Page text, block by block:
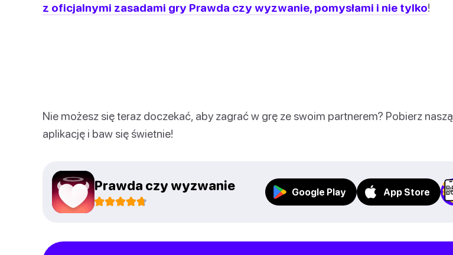
z oficjalnymi zasadami gry Prawda czy wyzwanie, pomysłami i nie tylko!
Nie możesz się teraz doczekać, aby zagrać w grę ze swoim partnerem? Pobierz naszą
aplikację i baw się świetnie!
Prawda czy wyzwanie Google Play App Store